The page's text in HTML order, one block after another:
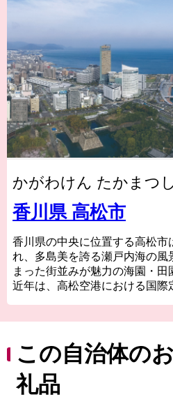
かがわけん たかまつし
香川県 高松市
香川県の中央に位置する高松市
れ、多島美を誇る瀬戸内海の風
まった街並みが魅力の海園・田
近年は、高松空港における国際
から注目が高まっています。
誰もが訪れたくなる街、そし
のお越しをお待ちしています。
この自治体の
礼品